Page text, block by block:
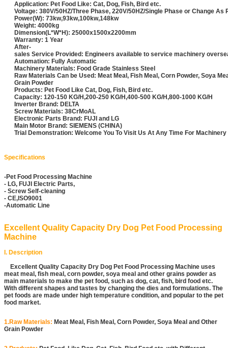
Application: Pet Food Like: Cat, Dog, Fish, Bird etc.
Voltage: 380V/50HZ/Three Phase, 220V/50HZ/Single Phase or Change As
Power(W): 73kw,93kw,100kw,148kw
Weight: 4000kg
Dimension(L*W*H): 25000x1500x2200mm
Warranty: 1 Year
After-
sales Service Provided: Engineers available to service machinery
Automation: Fully Automatic
Machinery Materials: Food Grade Stainless Steel
Raw Materials Can be Used: Meat Meal, Fish Meal, Corn Powder, Soya
Grain Powder
Products: Pet Food Like Cat, Dog, Fish, Bird etc.
Capacity: 120-150 KG/H,200-250 KG/H,400-500 KG/H,800-1000 KG/H
Inverter Brand: DELTA
Screw Materials: 38CrMoAL
Electronic Parts Brand: FUJI and LG
Main Motor Brand: SIEMENS (CHINA)
Trial Demonstration: Welcome You To Visit Us At Any Time For
Specifications
-Pet Food Processing Machine
- LG, FUJI Electric Parts,
- Screw Self-cleaning
- CE,ISO9001
-Automatic Line
Excellent Quality Capacity Dry Dog Pet Food Processing
Machine
I. Description
Excellent Quality Capacity Dry Dog Pet Food Processing Machine uses
meat meal, fish meal, corn powder, soya meal and other grains powder as
main materials to make the pet food, such as dog, cat, fish, bird food etc.
With different shapes and tastes by changing the dies and formulations. The
pet foods are made under high temperature condition, and popular to the pet
food market.
1.Raw Materials: Meat Meal, Fish Meal, Corn Powder, Soya Meal and Other
Grain Powder